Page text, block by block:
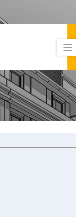
Sosyal Medya
Hesaplarımız